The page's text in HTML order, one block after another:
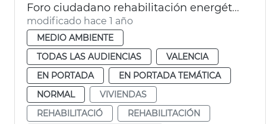
Foro ciudadano rehabilitación energética
modificado hace 1 año
MEDIO AMBIENTE
TODAS LAS AUDIENCIAS
VALENCIA
EN PORTADA
EN PORTADA TEMÁTICA
NORMAL
VIVIENDAS
REHABILITACIÓ
REHABILITACIÓN